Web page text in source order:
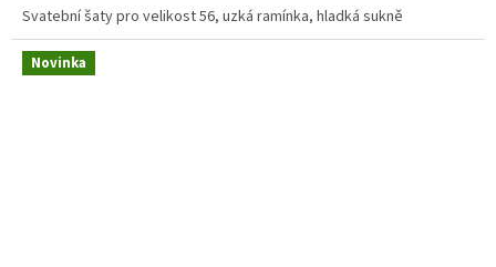
Svatební šaty pro velikost 56, uzká ramínka, hladká sukně
Novinka